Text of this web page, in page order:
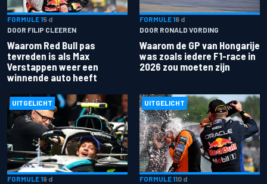
FORMULE 15 d
DOOR FILIP CLEEREN
Waarom Red Bull pas
tevreden is als Max
Verstappen weer een
winnende auto heeft
FORMULE 16 d
DOOR RONALD VORDING
Waarom de GP van Hongarije
was zoals iedere F1-race in
2026 zou moeten zijn
UITGELICHT
FORMULE 19 d
UITGELICHT
FORMULE 110 d